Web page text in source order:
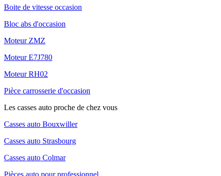
Boite de vitesse occasion
Bloc abs d'occasion
Moteur ZMZ
Moteur E7J780
Moteur RH02
Pièce carrosserie d'occasion
Les casses auto proche de chez vous
Casses auto Bouxwiller
Casses auto Strasbourg
Casses auto Colmar
Pièces auto pour professionnel